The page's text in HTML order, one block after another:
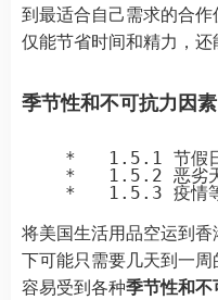
到最适合自己需求的合
仅能节省时间和精力，还
季节性和不可抗力因素
*   1.5.1 节假日
*   1.5.2 恶劣天
将美国生活用品空运到
下可能只需要几天到一
容易受到各种季节性和